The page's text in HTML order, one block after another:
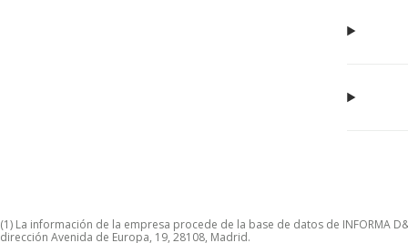
(1) La información de la empresa procede de la base de datos de INFORMA
dirección Avenida de Europa, 19, 28108, Madrid.